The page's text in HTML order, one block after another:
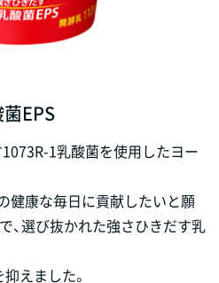
EPS
1073R-1乳酸菌を使用したヨー
健康な毎日に貢献したいと願
、選び抜かれた強さひきだす乳
えました。